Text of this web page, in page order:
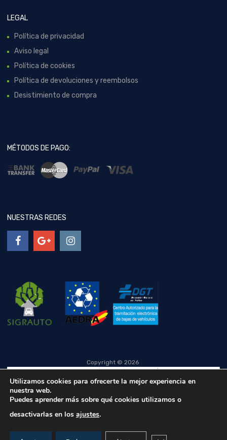
LEGAL
Política de privacidad
Aviso legal
Política de cookies
Política de devoluciones y reembolsos
Desistimiento de compra
MÉTODOS DE PAGO:
NUESTRAS REDES
Copyright © 2026
Utilizamos cookies para ofrecerte la mejor experiencia en
nuestra web.
Puedes aprender más sobre qué cookies utilizamos o
desactivarlas en los ajustes.